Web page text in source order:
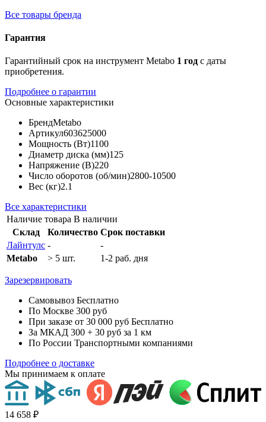
Все товары бренда
Гарантия
Гарантийный срок на инструмент Metabo 1 год с даты
приобретения.
Подробнее о гарантии
Основные характеристики
БрендMetabo
Артикул603625000
Мощность (Вт)1100
Диаметр диска (мм)125
Напряжение (В)220
Число оборотов (об/мин)2800-10500
Вес (кг)2.1
Все характеристики
Наличие товара В наличии
Склад
Количество Срок поставки
Лайнтулс -
-
Metabo
> 5 шт. 1-2 раб. дня
Зарезервировать
Самовывоз Бесплатно
По Москве 300 руб
При заказе от 30 000 руб Бесплатно
За МКАД 300 + 30 руб за 1 км
По России Транспортными компаниями
Подробнее о доставке
Мы принимаем к оплате
14 658 ₽